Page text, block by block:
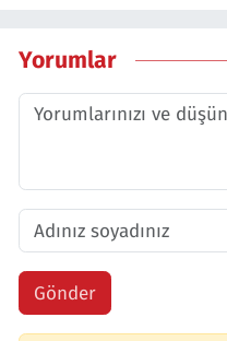
Yorumlar
Gönder